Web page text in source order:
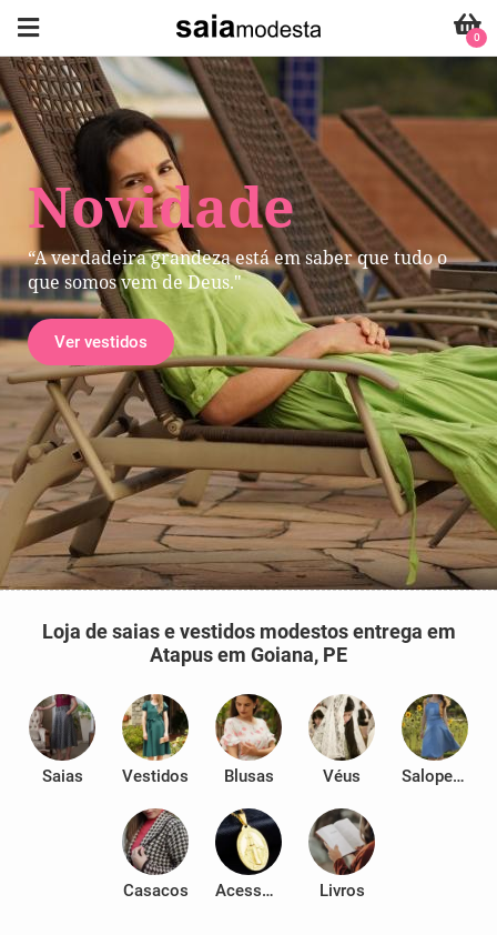
Novidade
“A verdadeira grandeza está em saber que tudo o
que somos vem de Deus."
Ver vestidos
0
Loja de saias e vestidos modestos entrega em
Atapus em Goiana, PE
Saias Vestidos Blusas Véus Salopetes
Casacos Acessórios Livros